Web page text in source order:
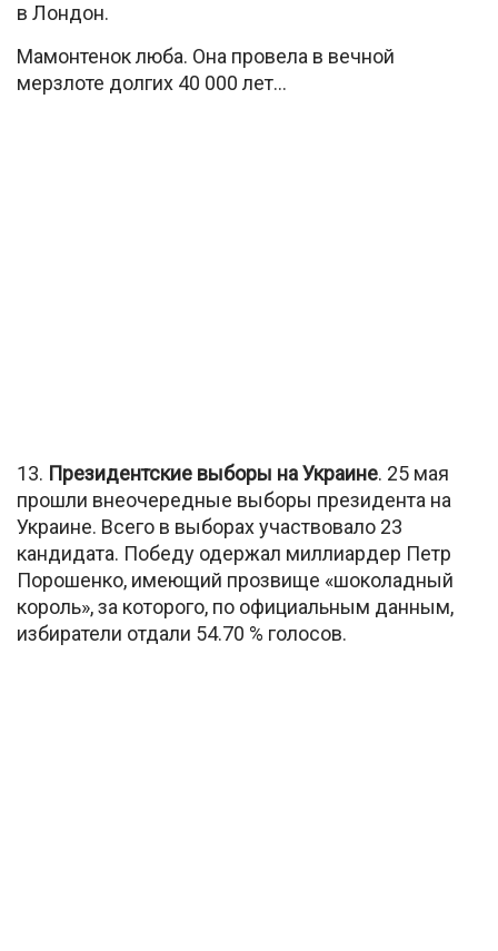
в Лондон.
Мамонтенок люба. Она провела в вечной
мерзлоте долгих 40 000 лет…
13. Президентские выборы на Украине. 25 мая
прошли внеочередные выборы президента на
Украине. Всего в выборах участвовало 23
кандидата. Победу одержал миллиардер Петр
Порошенко, имеющий прозвище «шоколадный
король», за которого, по официальным данным,
избиратели отдали 54.70 % голосов.